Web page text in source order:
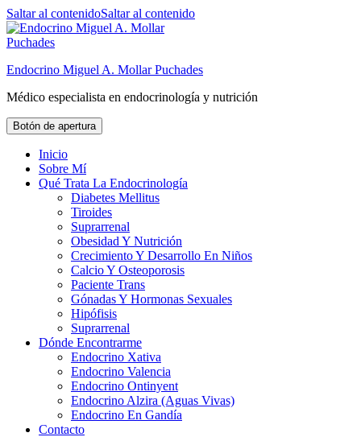
Saltar al contenidoSaltar al contenido
Endocrino Miguel A. Mollar Puchades
Médico especialista en endocrinología y nutrición
Botón de apertura
Inicio
Sobre Mí
Qué Trata La Endocrinología
Diabetes Mellitus
Tiroides
Suprarrenal
Obesidad Y Nutrición
Crecimiento Y Desarrollo En Niños
Calcio Y Osteoporosis
Paciente Trans
Gónadas Y Hormonas Sexuales
Hipófisis
Suprarrenal
Dónde Encontrarme
Endocrino Xativa
Endocrino Valencia
Endocrino Ontinyent
Endocrino Alzira (Aguas Vivas)
Endocrino En Gandía
Contacto